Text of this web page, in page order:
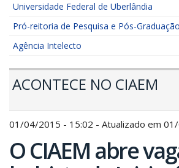
Universidade Federal de Uberlândia
Pró-reitoria de Pesquisa e Pós-Graduação
Agência Intelecto
ACONTECE NO CIAEM
01/04/2015 - 15:02 - Atualizado em
O CIAEM abre